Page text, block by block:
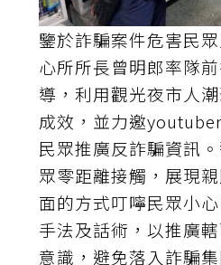
鑒於詐騙案件危害民
心所所長曾明郎率隊
導，利用觀光夜市人
成效，並力邀
民眾推廣反詐騙資訊
眾零距離接觸，展現
面的方式叮嚀民眾小
手法及話術，以推廣
意識，避免落入詐騙